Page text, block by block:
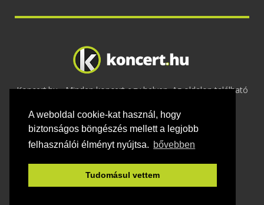
A weboldal cookie-kat használ, hogy
biztonságos böngészés mellett a legjobb
felhasználói élményt nyújtsa. bővebben
Tudomásul vettem
Koncert.hu - Minden koncert egy helyen. Az oldalon található
2020 Adatvédelem-ÁSZF-Felhasználási
feltételek-Webmaster- Kapcsolat és üzenet küldés